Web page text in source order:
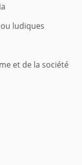
ludiques
et de la société